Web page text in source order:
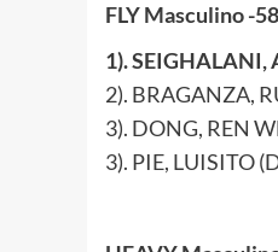
FLY Masculino -
1).
2). BRAGANZA,
3). DONG, REN
3). PIE, LUISITO